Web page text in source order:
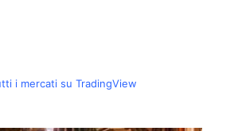
i mercati su TradingView